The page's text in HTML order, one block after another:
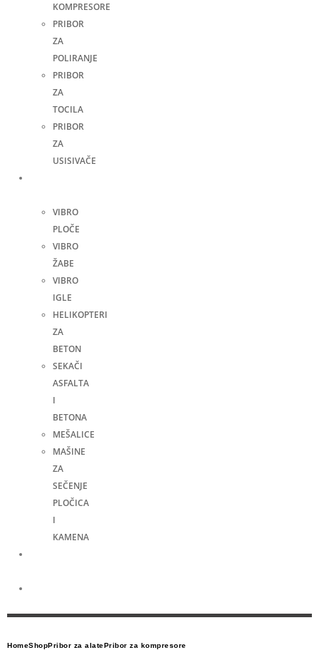
KOMPRESORE
PRIBOR
ZA
POLIRANJE
PRIBOR
ZA
TOCILA
PRIBOR
ZA
USISIVAČE
VIBRO
PLOČE
VIBRO
ŽABE
VIBRO
IGLE
HELIKOPTERI
ZA
BETON
SEKAČI
ASFALTA
I
BETONA
MEŠALICE
MAŠINE
ZA
SEČENJE
PLOČICA
I
KAMENA
HomeShopPribor za alatePribor za kompresore